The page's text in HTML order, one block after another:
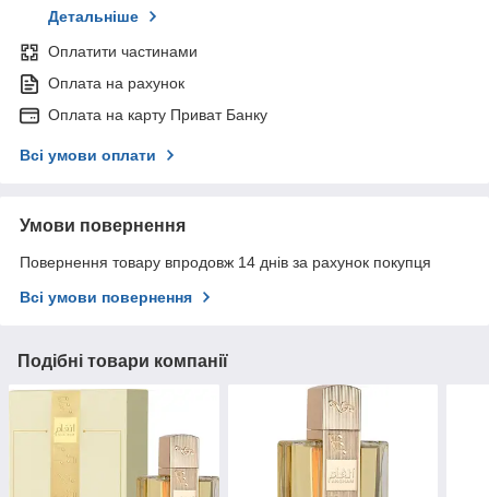
Детальніше
Оплатити частинами
Оплата на рахунок
Оплата на карту Приват Банку
Всі умови оплати
Умови повернення
Повернення товару впродовж 14 днів за рахунок покупця
Всі умови повернення
Подібні товари компанії